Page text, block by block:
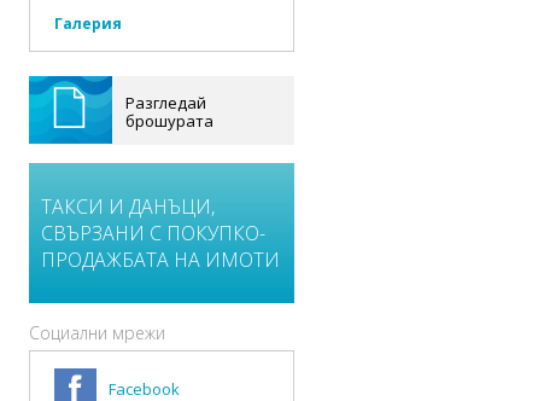
Галерия
Разгледай
брошурата
ТАКСИ И ДАНЪЦИ,
СВЪРЗАНИ С ПОКУПКО-
ПРОДАЖБАТА НА ИМОТИ
Социални мрежи
Facebook